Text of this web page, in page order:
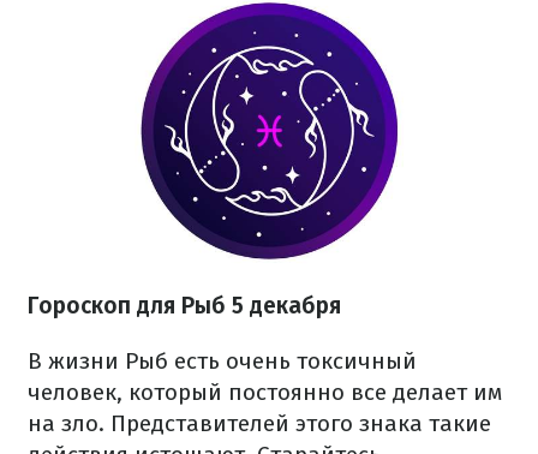
Гороскоп для Рыб 5 декабря
В жизни Рыб есть очень токсичный
человек, который постоянно все делает им
на зло. Представителей этого знака такие